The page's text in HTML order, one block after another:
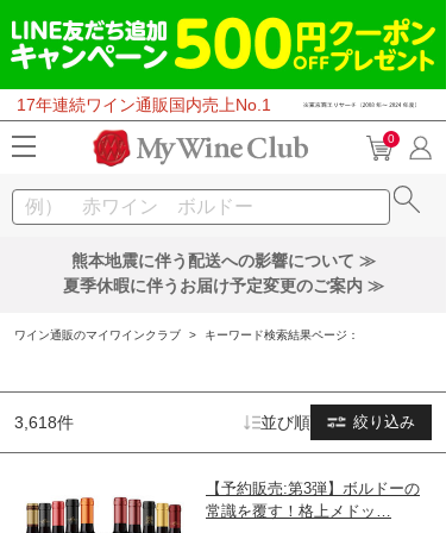
17年連続ワイン通販国内売上No.1
0
熊本地震に伴う配送への影響について ≫
夏季休暇に伴うお届け予定変更のご案内 ≫
ワイン通販のマイワインクラブ > キーワード検索結果ページ：
3,618件 絞り込み
並び順
【予約販売:第3弾】ボルドーの
常識を覆す！格上メドッ…